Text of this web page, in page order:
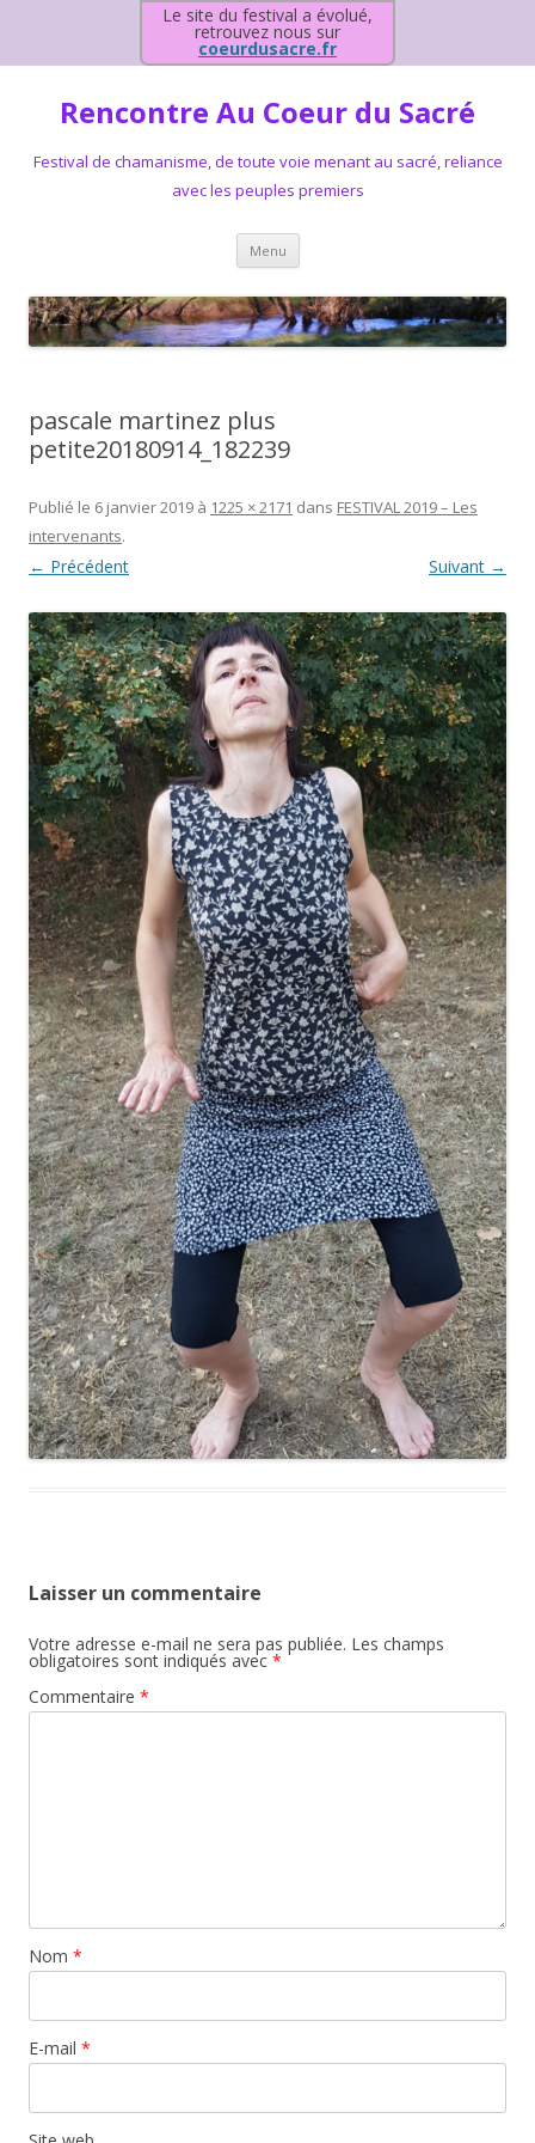
Le site du festival a évolué,
retrouvez nous sur
coeurdusacre.fr
Rencontre Au Coeur du Sacré
Festival de chamanisme, de toute voie menant au sacré, reliance
avec les peuples premiers
Menu Aller au contenu principal
pascale martinez plus
petite20180914_182239
Publié le 6 janvier 2019 à 1225 × 2171 dans FESTIVAL 2019 – Les
intervenants.
← Précédent Suivant →
Laisser un commentaire
Votre adresse e-mail ne sera pas publiée. Les champs
obligatoires sont indiqués avec *
Commentaire *
Nom *
E-mail *